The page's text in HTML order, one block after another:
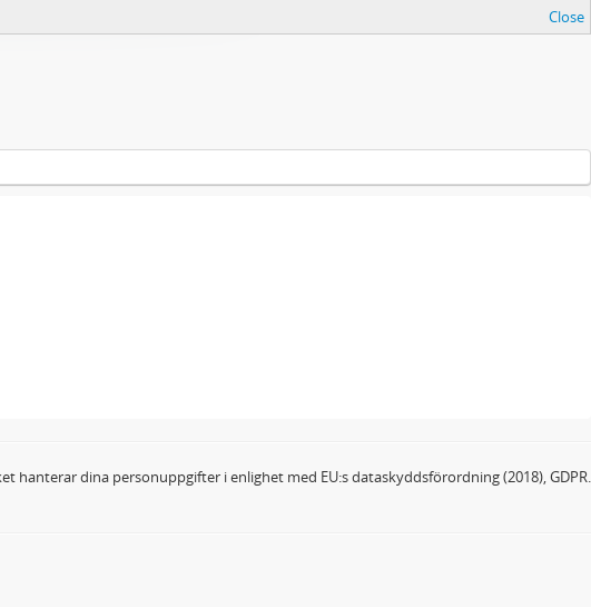
Close
hanterar dina personuppgifter i enlighet med EU:s dataskyddsförordning (2018), GDPR.